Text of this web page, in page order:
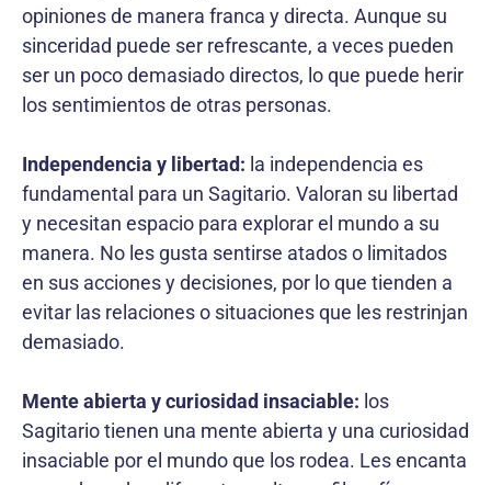
opiniones de manera franca y directa. Aunque su
sinceridad puede ser refrescante, a veces pueden
ser un poco demasiado directos, lo que puede herir
los sentimientos de otras personas.
Independencia y libertad: la independencia es
fundamental para un Sagitario. Valoran su libertad
y necesitan espacio para explorar el mundo a su
manera. No les gusta sentirse atados o limitados
en sus acciones y decisiones, por lo que tienden a
evitar las relaciones o situaciones que les restrinjan
demasiado.
Mente abierta y curiosidad insaciable: los
Sagitario tienen una mente abierta y una curiosidad
insaciable por el mundo que los rodea. Les encanta